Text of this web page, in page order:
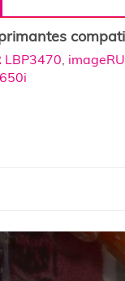
LBP3470